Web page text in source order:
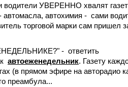
водители УВЕРЕННО хвалят
автомасла, автохимия - сами
торговой марки сам пришел
- ответить
автоеженедельник. Газету
(в прямом эфире на авторадио
преамбула...